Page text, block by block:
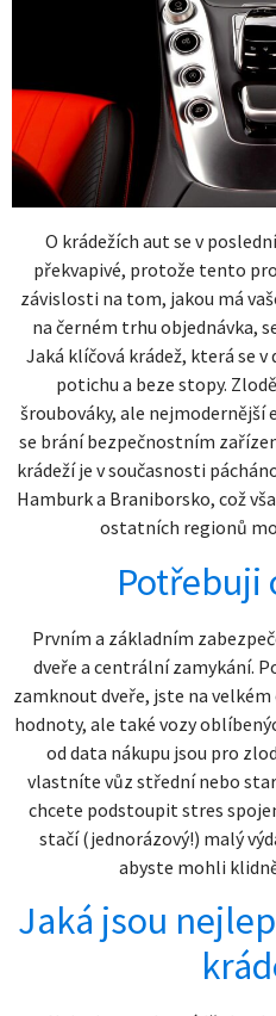
O krádežích aut se v
překvapivé, protože tento
závislosti na tom, jakou má
na černém trhu objednávka,
Jaká klíčová krádež, která se
potichu a beze stopy.
šroubováky, ale
se brání bezpečnostním
krádeží je v současnosti
Hamburk a Braniborsko, což
ostatních regionů
Potřebuji
Prvním a základním
dveře a centrální zamykání.
zamknout dveře, jste na velkém
hodnoty, ale také vozy
od data nákupu jsou pro
vlastníte vůz střední nebo
chcete podstoupit stres
stačí (jednorázový!) malý
abyste mohli
Jaká jsou